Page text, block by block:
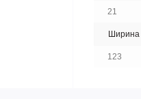
21
Ширина
123